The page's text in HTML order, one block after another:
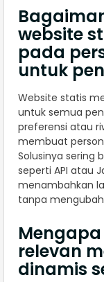
website
pada
untuk
Website statis
untuk semua
preferensi atau
membuat
Solusinya sering
seperti API atau
menambahkan
tanpa
relevan
dinamis